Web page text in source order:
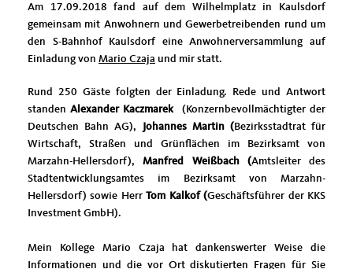
Am 17.09.2018 fand auf dem Wilhelmplatz in Kaulsdorf
gemeinsam mit Anwohnern und Gewerbetreibenden rund um
den S-Bahnhof Kaulsdorf eine Anwohnerversammlung auf
Einladung von Mario Czaja und mir statt.
Rund 250 Gäste folgten der Einladung. Rede und Antwort
standenAlexander Kaczmarek
(Konzernbevollmächtigter der
Deutschen Bahn AG),
Johannes Martin (Bezirksstadtrat für
Wirtschaft, Straßen und Grünflächen im Bezirksamt von
Marzahn-Hellersdorf),Manfred Weißbach (Amtsleiter des
Stadtentwicklungsamtes im Bezirksamt von Marzahn-
Hellersdorf) sowie HerrTom Kalkof (Geschäftsführer der KKS
Investment GmbH).
Mein Kollege Mario Czaja hat dankenswerter Weise die
Informationen und die vor Ort diskutierten Fragen für Sie